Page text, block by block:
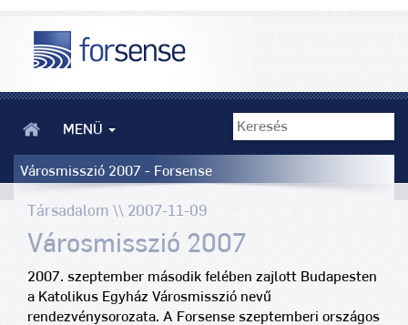
MENÜ
Városmisszió 2007 - Forsense
Társadalom \\ 2007-11-09
Városmisszió 2007
2007. szeptember második felében zajlott Budapesten
a Katolikus Egyház Városmisszió nevű
rendezvénysorozata. A Forsense szeptemberi országos